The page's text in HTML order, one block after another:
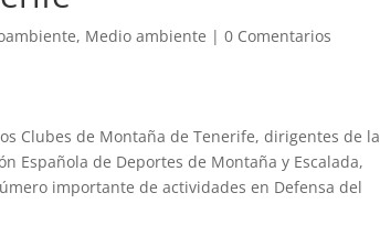
, Medio ambiente |0 Comentarios
Clubes de Montaña de Tenerife, dirigentes de la
Española de Deportes de Montaña y Escalada,
importante de actividades en Defensa del